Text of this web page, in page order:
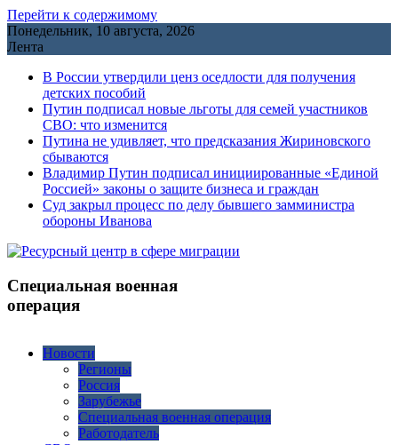
Перейти к содержимому
Понедельник, 10 августа, 2026
Лента
В России утвердили ценз оседлости для получения
детских пособий
Путин подписал новые льготы для семей участников
СВО: что изменится
Путина не удивляет, что предсказания Жириновского
сбываются
Владимир Путин подписал инициированные «Единой
Россией» законы о защите бизнеса и граждан
Cуд закрыл процесс по делу бывшего замминистра
обороны Иванова
Специальная военная
операция
Новости
Регионы
Россия
Зарубежье
Специальная военная операция
Работодатель